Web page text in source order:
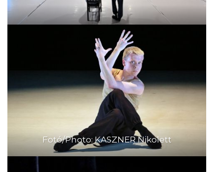
Fotó/Photo: KASZNER Nikolett